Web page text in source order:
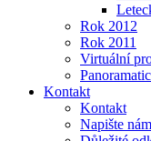
Rok 2012
Rok 2011
Virtuální
Kontakt
Kontakt
Napište nám